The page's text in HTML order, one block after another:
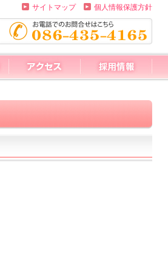
サイトマップ 個人情報保護方針